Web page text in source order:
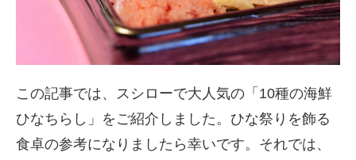
この記事では、スシローで大人気の「10種の海鮮
ひなちらし」をご紹介しました。ひな祭りを飾る
食卓の参考になりましたら幸いです。それでは、